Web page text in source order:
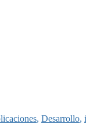
, Desarrollo,